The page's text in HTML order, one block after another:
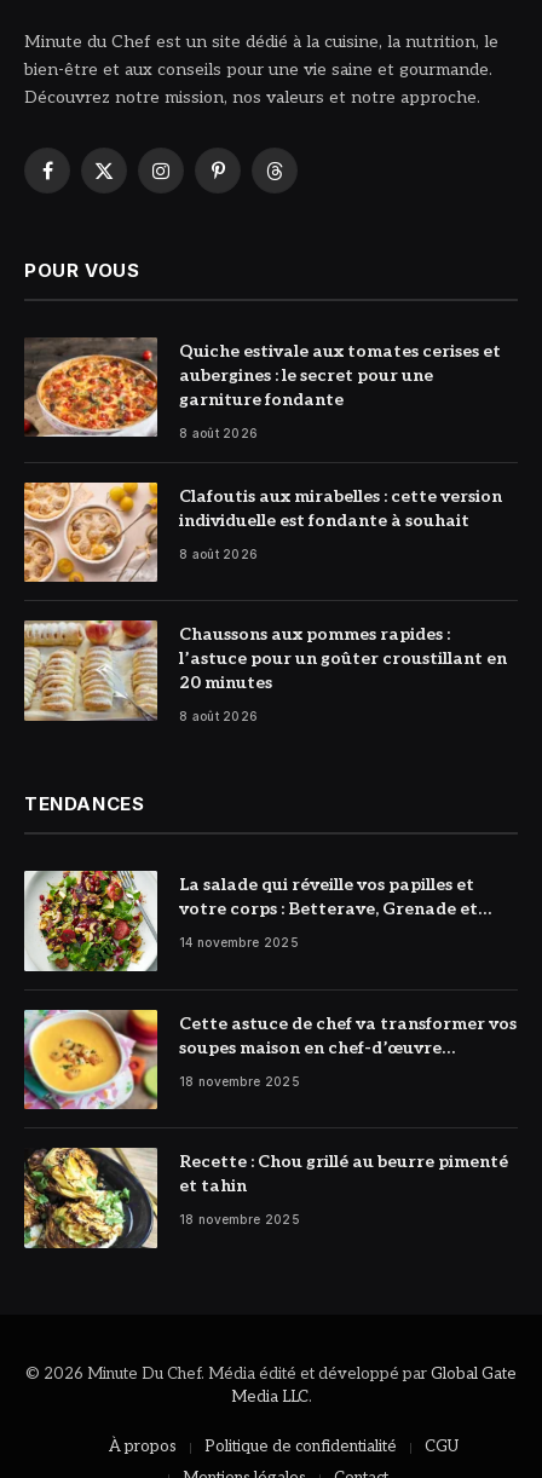
Minute du Chef est un site dédié à la cuisine, la nutrition, le
bien-être et aux conseils pour une vie saine et gourmande.
Découvrez notre mission, nos valeurs et notre approche.
Facebook
X
InstagramPinterestThreads
POUR VOUS
© DR
Quiche estivale aux tomates cerises et
aubergines : le secret pour une
garniture fondante
8 août 2026
© DR
Clafoutis aux mirabelles : cette version
individuelle est fondante à souhait
8 août 2026
© DR
Chaussons aux pommes rapides :
l’astuce pour un goûter croustillant en
20 minutes
8 août 2026
TENDANCES
La salade qui réveille vos papilles et
votre corps : Betterave, Grenade et
Citron à l’honneur
14 novembre 2025
Cette astuce de chef va transformer vos
soupes maison en chef-d’œuvre
réconfortant
18 novembre 2025
Recette : Chou grillé au beurre pimenté
et tahin
18 novembre 2025
© 2026 Minute Du Chef. Média édité et développé parGlobal Gate
Media LLC.
À propos Politique de confidentialité
CGU